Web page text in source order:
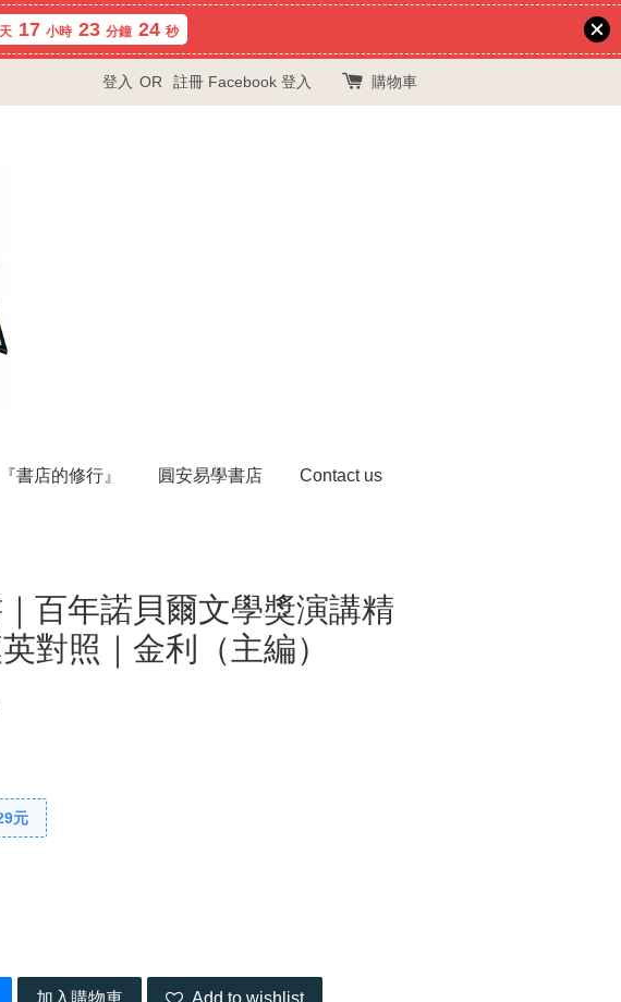
天 17 小時 23 分鐘 24 秒
登入 OR 註冊 Facebook 登入 購物車
『書店的修行』 圓安易學書店 Contact us
百年諾貝爾文學獎演講精
對照｜金利（主編）
元
加入購物車 Add to wishlist